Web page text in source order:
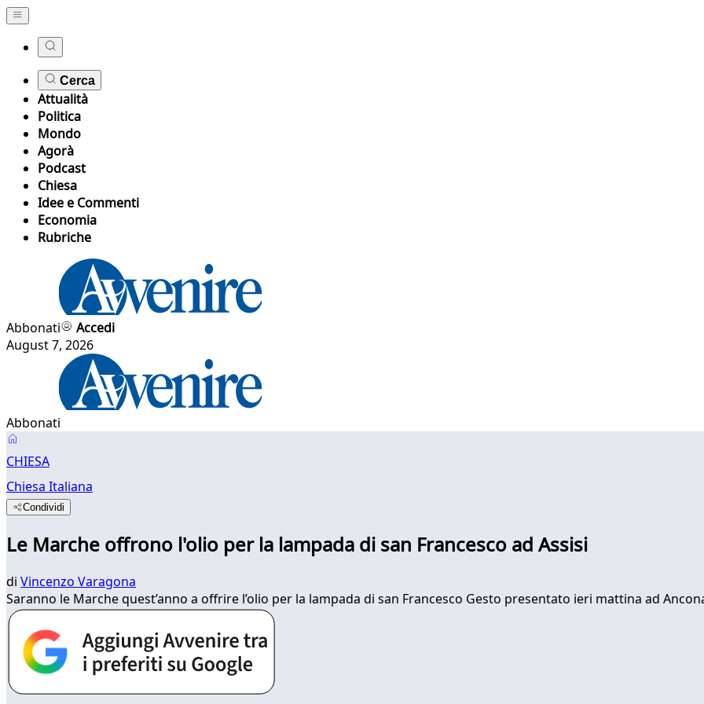
Cerca
Attualità
Politica
Mondo
Agorà
Podcast
Chiesa
Idee e Commenti
Economia
Rubriche
Abbonati
Accedi
August 7, 2026
Abbonati
CHIESA
Chiesa Italiana
Condividi
Le Marche offrono l'olio per la lampada di san Francesco ad Assisi
di Vincenzo Varagona
Saranno le Marche quest’anno a offrire l’olio per la lampada di san Francesco Gesto presentato ieri mattina ad